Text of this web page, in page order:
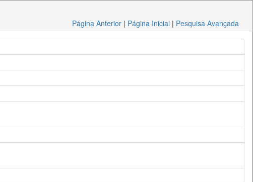
Página Anterior | Página Inicial | Pesquisa Avançada